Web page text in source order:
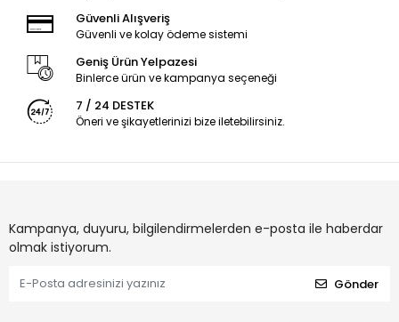
Güvenli Alışveriş
Güvenli ve kolay ödeme sistemi
Geniş Ürün Yelpazesi
Binlerce ürün ve kampanya seçeneği
7 / 24 DESTEK
Öneri ve şikayetlerinizi bize iletebilirsiniz.
Kampanya, duyuru, bilgilendirmelerden e-posta ile haberdar
olmak istiyorum.
Gönder